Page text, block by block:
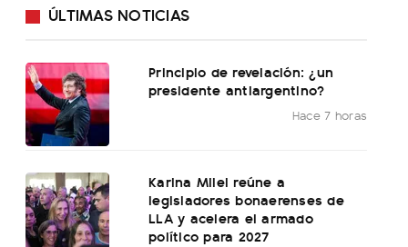
ÚLTIMAS NOTICIAS
Principio de revelación: ¿un
presidente antiargentino?
Hace 7 horas
Karina Milei reúne a
legisladores bonaerenses de
LLA y acelera el armado
político para 2027